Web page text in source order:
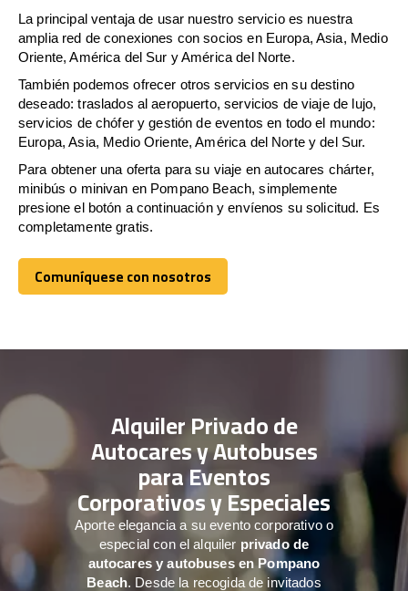
La principal ventaja de usar nuestro servicio es nuestra
amplia red de conexiones con socios en Europa, Asia, Medio
Oriente, América del Sur y América del Norte.
También podemos ofrecer otros servicios en su destino
deseado: traslados al aeropuerto, servicios de viaje de lujo,
servicios de chófer y gestión de eventos en todo el mundo:
Europa, Asia, Medio Oriente, América del Norte y del Sur.
Para obtener una oferta para su viaje en autocares chárter,
minibús o minivan en Pompano Beach, simplemente
presione el botón a continuación y envíenos su solicitud. Es
completamente gratis.
Comuníquese con nosotros
Comuníquese con nosotros
Alquiler Privado de
Autocares y Autobuses
para Eventos
Corporativos y Especiales
Aporte elegancia a su evento corporativo o
especial con el alquiler privado de
autocares y autobuses en Pompano
Beach. Desde la recogida de invitados